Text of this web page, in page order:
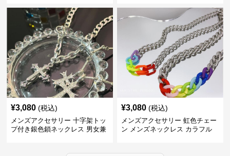
¥3,080 (税込)
メンズアクセサリー 十字架トッ
プ付き銀色鎖ネックレス 男女兼
¥3,080 (税込)
メンズアクセサリー 虹色チェー
ン メンズネックレス カラフル